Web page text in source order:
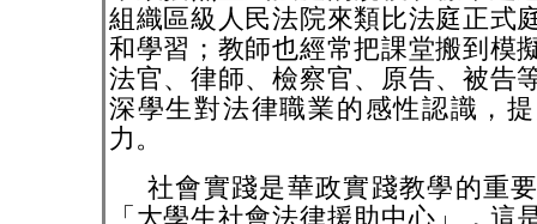
組織區級人民法院來類比法庭正式
和學習；教師也經常把課堂搬到模
法官、律師、檢察官、原告、被告
深學生對法律職業的感性認識，
力。
社會實踐是華政實踐教學的重
「大學生社會法律援助中心」，這